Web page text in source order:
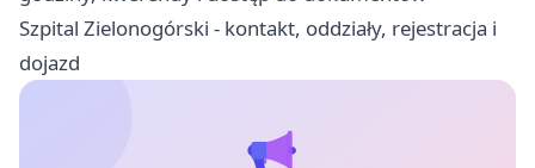
Szpital Zielonogórski - kontakt, oddziały, rejestracja i
dojazd